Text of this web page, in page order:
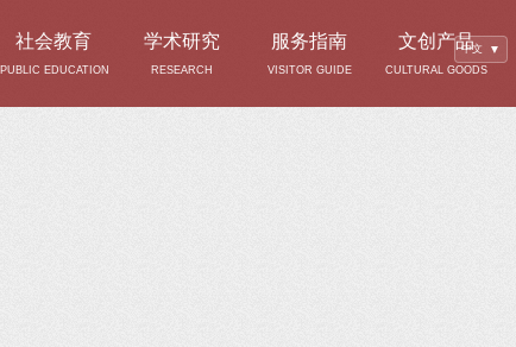
中文 ▼
社会教育
PUBLIC EDUCATION
学术研究
RESEARCH
服务指南
VISITOR GUIDE
文创产品
CULTURAL GOODS